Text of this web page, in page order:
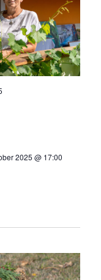
2025 @ 17:00